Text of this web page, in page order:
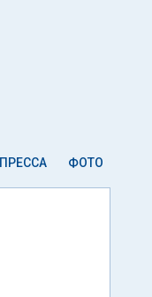
ПРЕССА ФОТО